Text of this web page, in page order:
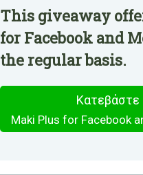
This giveaway
for Facebook and
the regular basis.
Κατεβάστε